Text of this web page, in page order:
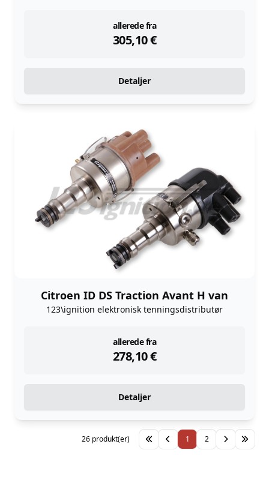
allerede fra
305,10€
instock
Detaljer
Citroen ID DS Traction Avant H van
123\ignition elektronisk tenningsdistributør
allerede fra
278,10€
instock
Detaljer
1 2
26 produkt(er)